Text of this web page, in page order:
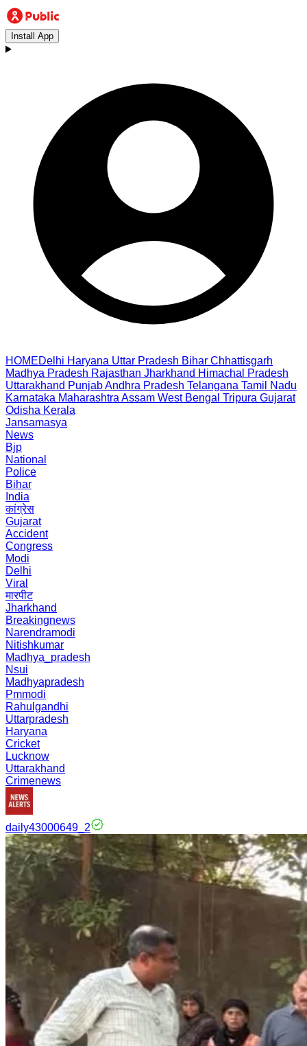
Install App
HOMEDelhi Haryana Uttar Pradesh Bihar Chhattisgarh
Madhya Pradesh Rajasthan Jharkhand Himachal Pradesh
Uttarakhand PunjabAndhra Pradesh Telangana Tamil Nadu
Karnataka Maharashtra Assam West Bengal Tripura Gujarat
Odisha Kerala
Jansamasya
News
Bjp
National
Police
Bihar
India
कांग्रेस
Gujarat
Accident
Congress
Modi
Delhi
Viral
मारपीट
Jharkhand
Breakingnews
Narendramodi
Nitishkumar
Madhya_pradesh
Nsui
Madhyapradesh
Pmmodi
Rahulgandhi
Uttarpradesh
Haryana
Cricket
Lucknow
Uttarakhand
Crimenews
daily43000649_2